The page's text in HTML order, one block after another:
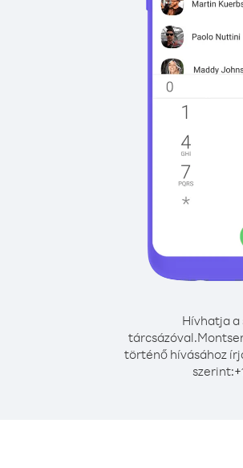
Hívhatja a
tárcsázóval.
történő hívásához
szerint:+